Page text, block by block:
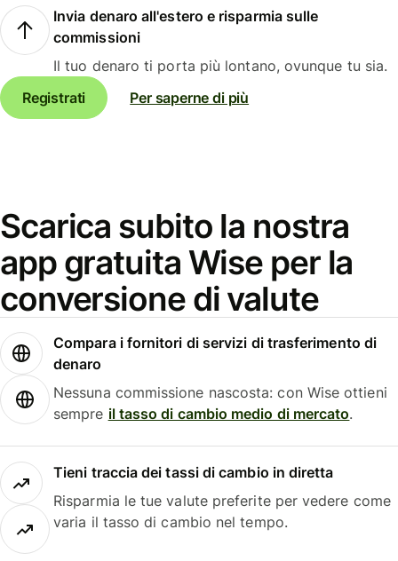
Invia denaro all'estero e risparmia sulle
commissioni
Il tuo denaro ti porta più lontano, ovunque tu sia.
Registrati
Per saperne di più
Scarica subito la nostra
app gratuita Wise per la
conversione di valute
Compara i fornitori di servizi di trasferimento di
denaro
Nessuna commissione nascosta: con Wise ottieni
sempre il tasso di cambio medio di mercato.
Tieni traccia dei tassi di cambio in diretta
Risparmia le tue valute preferite per vedere come
varia il tasso di cambio nel tempo.